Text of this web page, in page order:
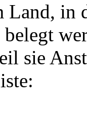
Land, in
sie